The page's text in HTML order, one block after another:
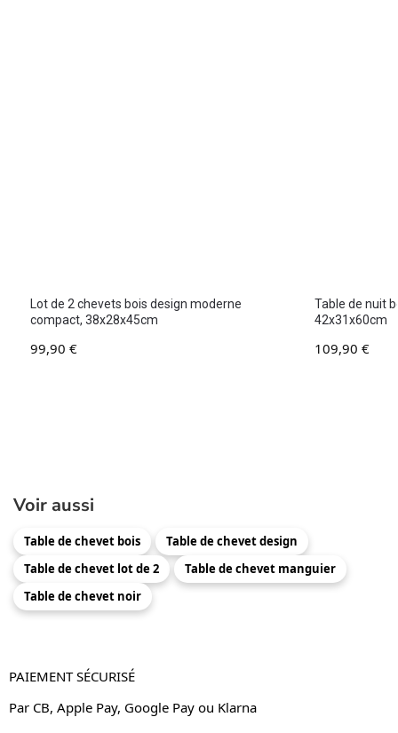
Lot de 2 chevets bois design moderne
compact, 38x28x45cm
99,90 €
Table de nuit
42x31x60cm
109,90 €
Voir aussi
Table de chevet bois
Table de chevet design
Table de chevet lot de 2
Table de chevet manguier
Table de chevet noir
PAIEMENT SÉCURISÉ
Par CB, Apple Pay, Google Pay ou Klarna